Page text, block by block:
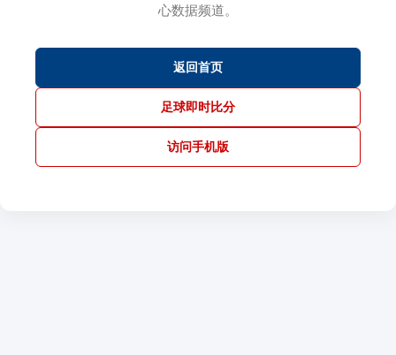
心数据频道。
返回首页
足球即时比分
访问手机版